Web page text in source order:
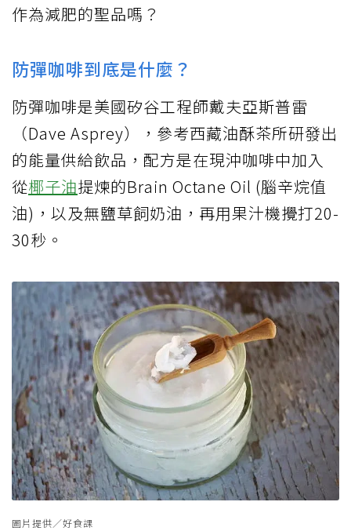
作為減肥的聖品嗎？
防彈咖啡到底是什麼？
防彈咖啡是美國矽谷工程師戴夫亞斯普雷
（Dave Asprey），參考西藏油酥茶所研發出
的能量供給飲品，配方是在現沖咖啡中加入
從椰子油提煉的Brain Octane Oil (腦辛烷值
油)，以及無鹽草飼奶油，再用果汁機攪打20-
30秒。
圖片提供／好食課